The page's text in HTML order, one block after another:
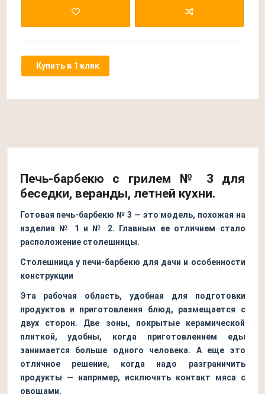
Купить в 1 клик
Печь-барбекю с грилем № 3 для
беседки, веранды, летней кухни.
Готовая печь-барбекю № 3 — это модель, похожая на
изделия № 1 и № 2. Главным ее отличием стало
расположение столешницы.
Столешница у печи-барбекю для дачи и особенности
конструкции
Эта рабочая область, удобная для подготовки
продуктов и приготовления блюд, размещается с
двух сторон. Две зоны, покрытые керамической
плиткой, удобны, когда приготовлением еды
занимается больше одного человека. А еще это
отличное решение, когда надо разграничить
продукты — например, исключить контакт мяса с
овощами.